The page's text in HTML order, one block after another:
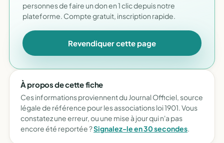
personnes de faire un don en 1 clic depuis notre
plateforme. Compte gratuit, inscription rapide.
Revendiquer cette page
À propos de cette fiche
Ces informations proviennent du Journal Officiel, source
légale de référence pour les associations loi 1901. Vous
constatez une erreur, ou une mise à jour qui n'a pas
encore été reportée ?Signalez-le en 30 secondes.